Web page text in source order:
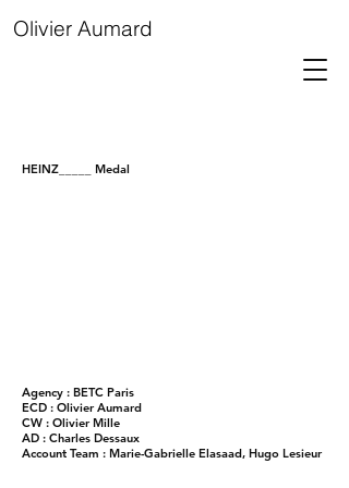
Olivier Aumard
HEINZ_____ Medal
Agency : BETC Paris
ECD : Olivier Aumard
CW : Olivier Mille
AD : Charles Dessaux
Account Team : Marie-Gabrielle Elasaad, Hugo Lesieur